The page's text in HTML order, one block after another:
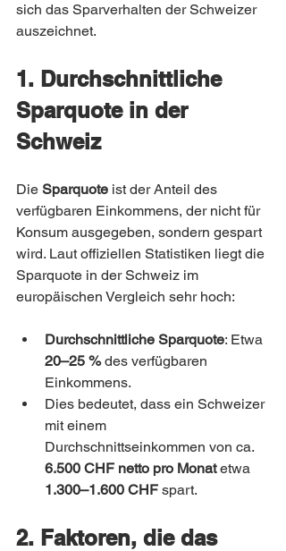
sich das Sparverhalten der Schweizer
auszeichnet.
1. Durchschnittliche
Sparquote in der
Schweiz
Die Sparquote ist der Anteil des
verfügbaren Einkommens, der nicht für
Konsum ausgegeben, sondern gespart
wird. Laut offiziellen Statistiken liegt die
Sparquote in der Schweiz im
europäischen Vergleich sehr hoch:
Durchschnittliche Sparquote: Etwa
20–25 % des verfügbaren
Einkommens.
Dies bedeutet, dass ein Schweizer
mit einem
Durchschnittseinkommen von ca.
6.500 CHF netto pro Monat etwa
1.300–1.600 CHF spart.
2. Faktoren, die das